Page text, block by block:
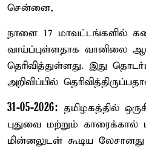
சென்னை,
நாளை 17 மாவட்டங்களில்
வாய்ப்புள்ளதாக வானிலை
தெரிவித்துள்ளது. இது
அறிவிப்பில்
31-05-2026: தமிழகத்தில்
புதுவை மற்றும் காரைக்கால்
மின்னலுடன் கூடிய